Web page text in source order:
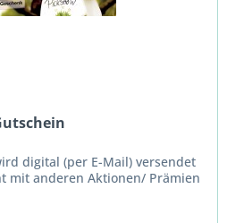
digital (per E-Mail) versendet
mit anderen Aktionen/ Prämien